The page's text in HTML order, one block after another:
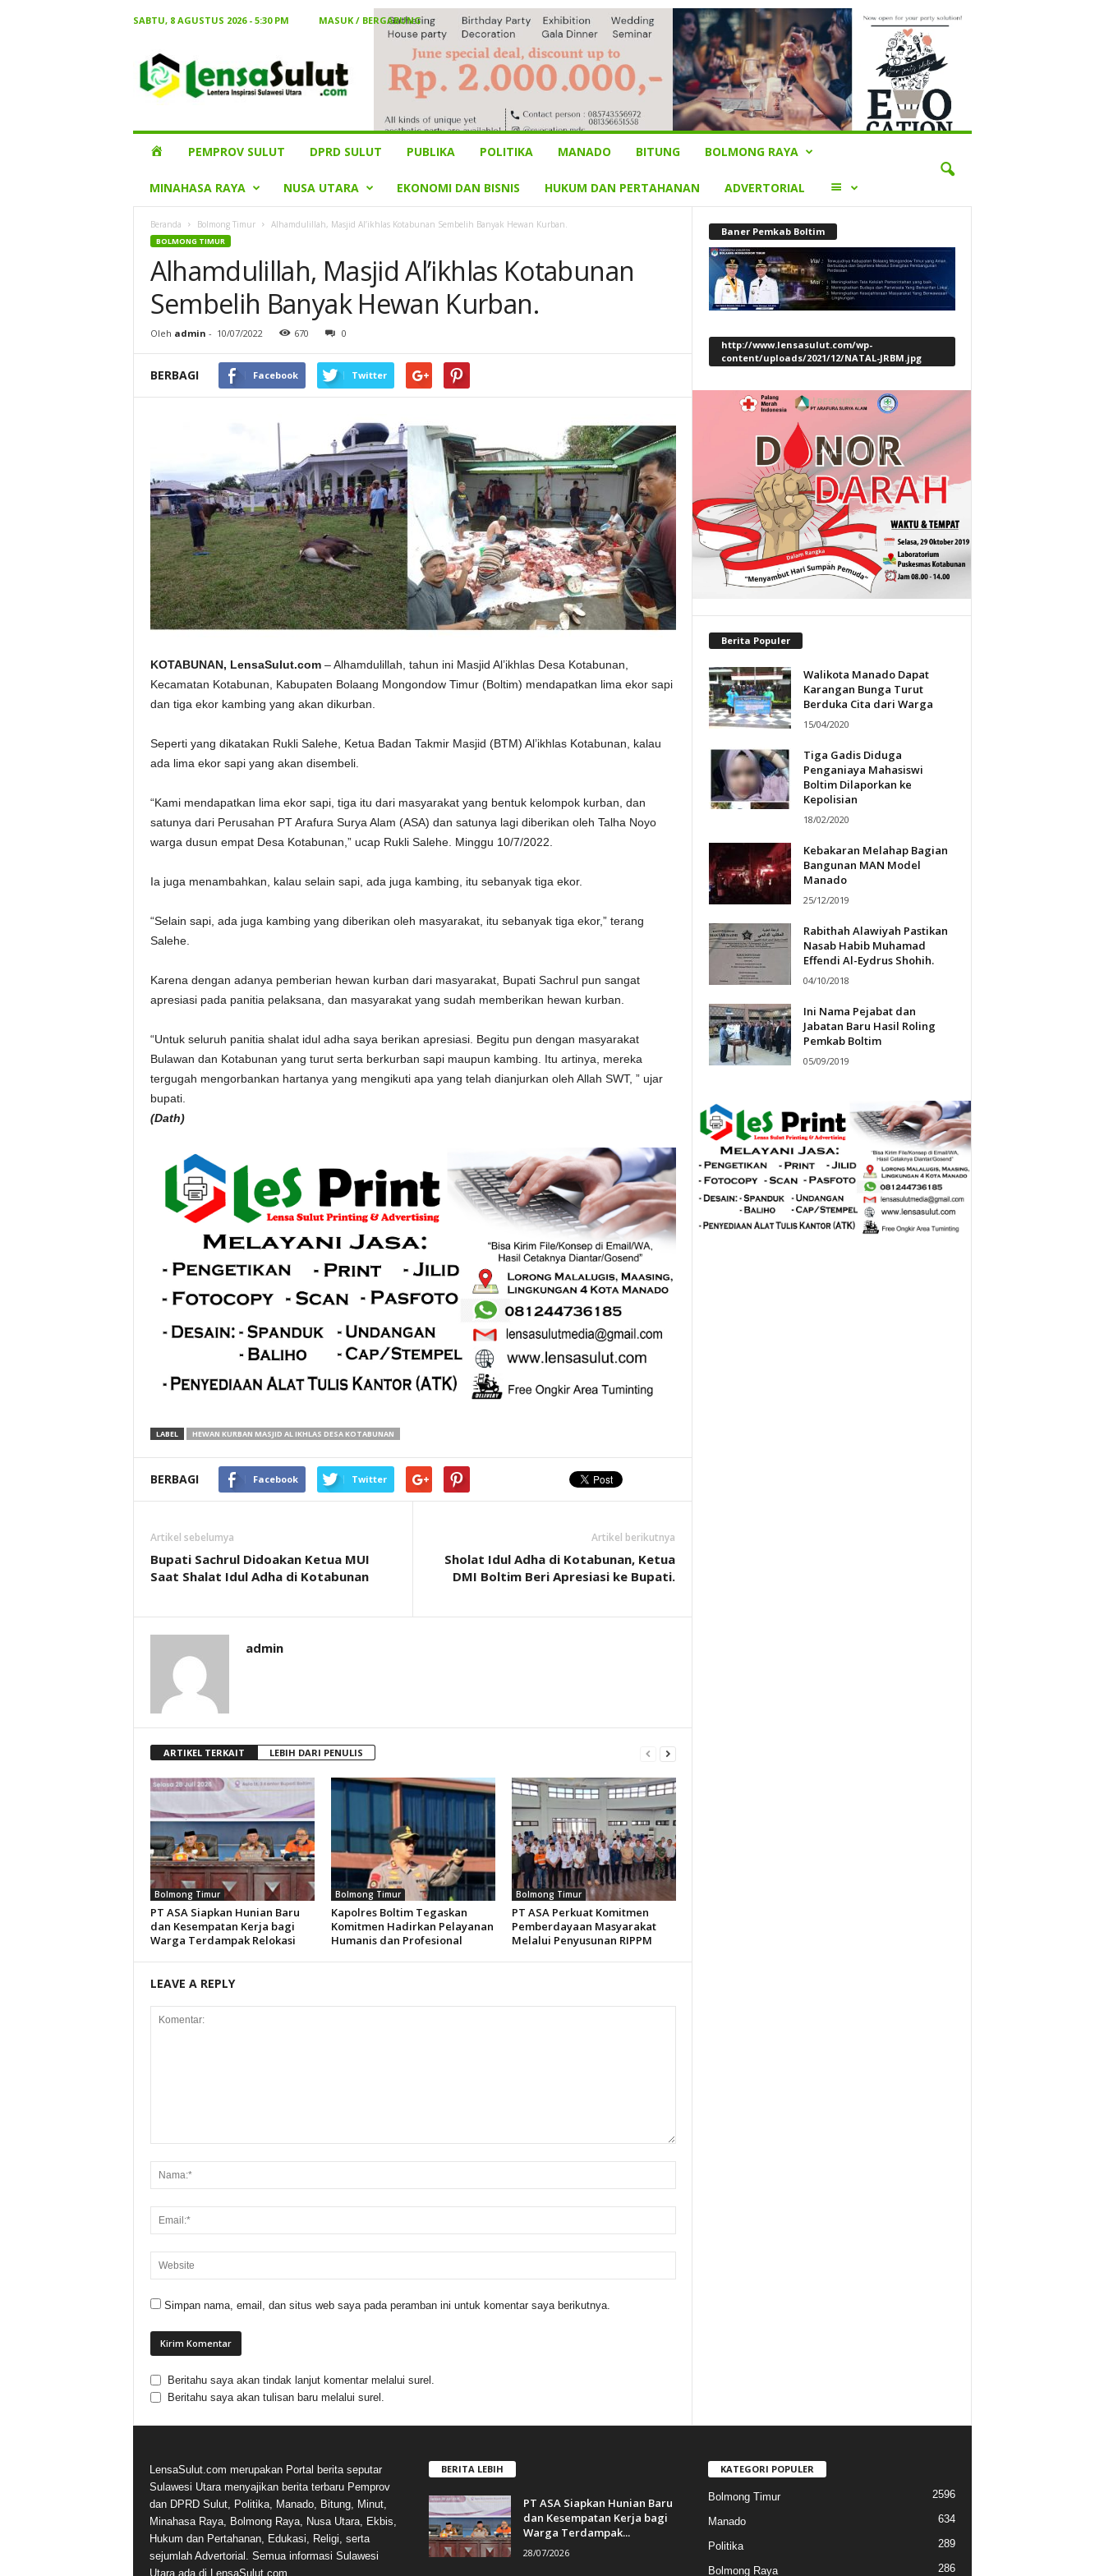
SABTU, 8 AGUSTUS 2026 - 5:30 PM
MASUK / BERGABUNG
Sulut
HOMEPEMPROV SULUT DPRD SULUT PUBLIKA POLITIKA MANADO BITUNG BOLMONG RAYA
MINAHASA RAYA NUSA UTARA EKONOMI DAN BISNIS HUKUM DAN PERTAHANAN ADVERTORIAL LAINNYA
Beranda Bolmong Timur Alhamdulillah, Masjid Al’ikhlas Kotabunan Sembelih Banyak Hewan Kurban.
BOLMONG TIMUR
Alhamdulillah, Masjid Al’ikhlas Kotabunan
Sembelih Banyak Hewan Kurban.
Oleh admin - 10/07/2022 670 0
BERBAGI Facebook Twitter
KOTABUNAN, LensaSulut.com– Alhamdulillah, tahun ini Masjid Al’ikhlas Desa Kotabunan,
Kecamatan Kotabunan, Kabupaten Bolaang Mongondow Timur (Boltim) mendapatkan lima ekor sapi
dan tiga ekor kambing yang akan dikurban.
Seperti yang dikatakan Rukli Salehe, Ketua Badan Takmir Masjid (BTM) Al’ikhlas Kotabunan, kalau
ada lima ekor sapi yang akan disembeli.
“Kami mendapatkan lima ekor sapi, tiga itu dari masyarakat yang bentuk kelompok kurban, dan
satunya dari Perusahan PT Arafura Surya Alam (ASA) dan satunya lagi diberikan oleh Talha Noyo
warga dusun empat Desa Kotabunan,” ucap Rukli Salehe. Minggu 10/7/2022.
Ia juga menambahkan, kalau selain sapi, ada juga kambing, itu sebanyak tiga ekor.
“Selain sapi, ada juga kambing yang diberikan oleh masyarakat, itu sebanyak tiga ekor,” terang
Salehe.
Karena dengan adanya pemberian hewan kurban dari masyarakat, Bupati Sachrul pun sangat
apresiasi pada panitia pelaksana, dan masyarakat yang sudah memberikan hewan kurban.
“Untuk seluruh panitia shalat idul adha saya berikan apresiasi. Begitu pun dengan masyarakat
Bulawan dan Kotabunan yang turut serta berkurban sapi maupun kambing. Itu artinya, mereka
tergugah mengorbankan hartanya yang mengikuti apa yang telah dianjurkan oleh Allah SWT, ” ujar
bupati.
(Dath)
LABEL HEWAN KURBAN MASJID AL IKHLAS DESA KOTABUNAN
BERBAGI Facebook Twitter
Artikel sebelumya
Bupati Sachrul Didoakan Ketua MUI
Saat Shalat Idul Adha di Kotabunan
Artikel berikutnya
Sholat Idul Adha di Kotabunan, Ketua
DMI Boltim Beri Apresiasi ke Bupati.
admin
ARTIKEL TERKAIT LEBIH DARI PENULIS
Bolmong Timur
PT ASA Siapkan Hunian Baru
dan Kesempatan Kerja bagi
Warga Terdampak Relokasi
Bolmong Timur
Kapolres Boltim Tegaskan
Komitmen Hadirkan Pelayanan
Humanis dan Profesional
Bolmong Timur
PT ASA Perkuat Komitmen
Pemberdayaan Masyarakat
Melalui Penyusunan RIPPM
LEAVE A REPLY
Simpan nama, email, dan situs web saya pada peramban ini untuk komentar saya berikutnya.
Beritahu saya akan tindak lanjut komentar melalui surel.
Beritahu saya akan tulisan baru melalui surel.
Baner Pemkab Boltim
http://www.lensasulut.com/wp-
content/uploads/2021/12/NATAL-JRBM.jpg
Berita Populer
Walikota Manado Dapat
Karangan Bunga Turut
Berduka Cita dari Warga
15/04/2020
Tiga Gadis Diduga
Penganiaya Mahasiswi
Boltim Dilaporkan ke
Kepolisian
18/02/2020
Kebakaran Melahap Bagian
Bangunan MAN Model
Manado
25/12/2019
Rabithah Alawiyah Pastikan
Nasab Habib Muhamad
Effendi Al-Eydrus Shohih.
04/10/2018
Ini Nama Pejabat dan
Jabatan Baru Hasil Roling
Pemkab Boltim
05/09/2019
LensaSulut.com merupakan Portal berita seputar
Sulawesi Utara menyajikan berita terbaru Pemprov
dan DPRD Sulut, Politika, Manado, Bitung, Minut,
Minahasa Raya, Bolmong Raya, Nusa Utara, Ekbis,
Hukum dan Pertahanan, Edukasi, Religi, serta
sejumlah Advertorial. Semua informasi Sulawesi
Utara ada di LensaSulut.com.
BERITA LEBIH
PT ASA Siapkan Hunian Baru
dan Kesempatan Kerja bagi
Warga Terdampak...
28/07/2026
KATEGORI POPULER
Bolmong Timur 2596
Manado 634
Politika 289
Bolmong Raya 286